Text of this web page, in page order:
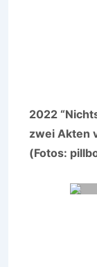
2022
zwei Akten
(Fotos: